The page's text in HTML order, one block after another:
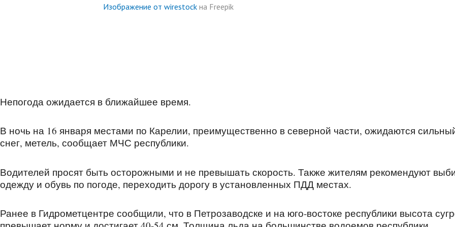
Изображение от wirestock на Freepik
Непогода ожидается в ближайшее время.
В ночь на 16 января местами по Карелии, преимущественно в северной части, ожидаются
снег, метель, сообщает МЧС республики.
Водителей просят быть осторожными и не превышать скорость. Также жителям рекомендуют
одежду и обувь по погоде, переходить дорогу в установленных ПДД местах.
Ранее в Гидрометцентре сообщили, что в Петрозаводске и на юго-востоке республики высота